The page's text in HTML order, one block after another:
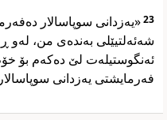
23«یەزدانی سوپاسالار
شەئەلتیێلی بەندەی من، لەو
ئەنگوستیلەت لێ دەکەم بۆ
فەرمایشتی یەزدانی